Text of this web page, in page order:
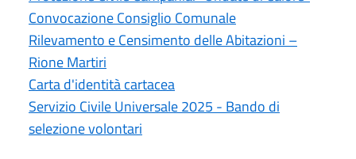
Convocazione Consiglio Comunale
Rilevamento e Censimento delle Abitazioni –
Rione Martiri
Carta d'identità cartacea
Servizio Civile Universale 2025 - Bando di
selezione volontari